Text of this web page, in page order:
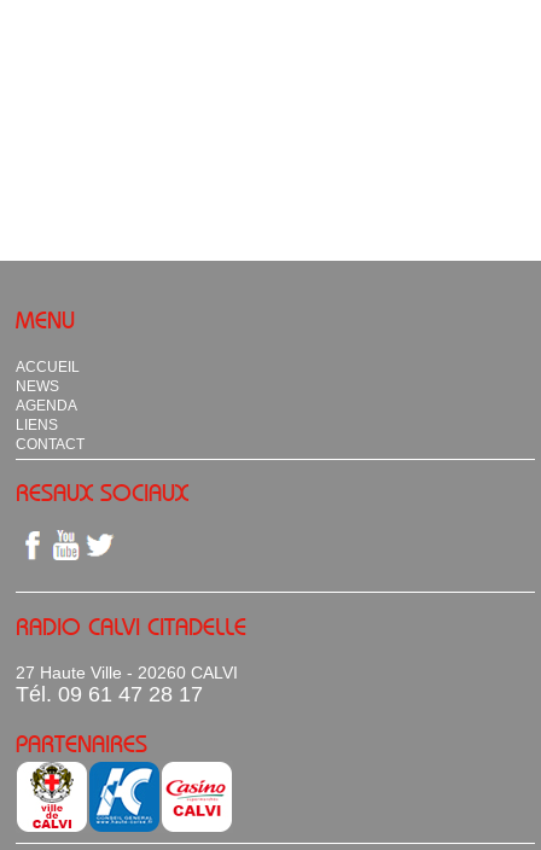
MENU
ACCUEIL
NEWS
AGENDA
LIENS
CONTACT
RESAUX SOCIAUX
RADIO CALVI CITADELLE
27 Haute Ville - 20260 CALVI
Tél. 09 61 47 28 17
PARTENAIRES